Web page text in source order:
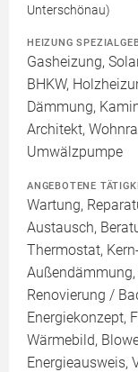
Unterschönau)
HEIZUNG
Gasheizung,
BHKW,
Dämmung,
Architekt,
Umwälzpumpe
ANGEBOTENE
Wartung,
Austausch,
Thermostat,
Renovierung /
Energiekonzept,
Wärmebild,
Energieausweis,